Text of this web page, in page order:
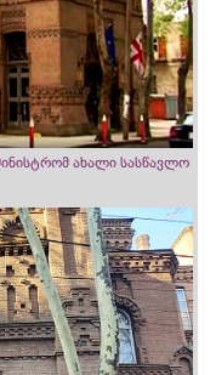
ახალი სასწავლო